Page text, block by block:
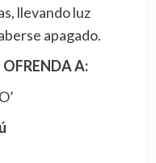
llevando luz
apagado.
A: